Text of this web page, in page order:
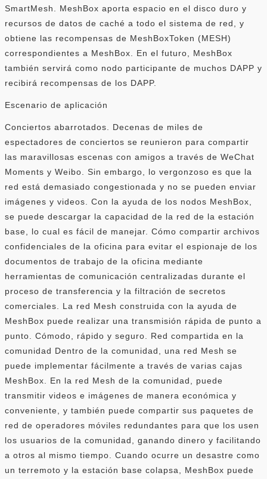
SmartMesh. MeshBox aporta espacio en el disco duro y
recursos de datos de caché a todo el sistema de red, y
obtiene las recompensas de MeshBoxToken (MESH)
correspondientes a MeshBox. En el futuro, MeshBox
también servirá como nodo participante de muchos DAPP y
recibirá recompensas de los DAPP.
Escenario de aplicación
Conciertos abarrotados. Decenas de miles de
espectadores de conciertos se reunieron para compartir
las maravillosas escenas con amigos a través de WeChat
Moments y Weibo. Sin embargo, lo vergonzoso es que la
red está demasiado congestionada y no se pueden enviar
imágenes y videos. Con la ayuda de los nodos MeshBox,
se puede descargar la capacidad de la red de la estación
base, lo cual es fácil de manejar. Cómo compartir archivos
confidenciales de la oficina para evitar el espionaje de los
documentos de trabajo de la oficina mediante
herramientas de comunicación centralizadas durante el
proceso de transferencia y la filtración de secretos
comerciales. La red Mesh construida con la ayuda de
MeshBox puede realizar una transmisión rápida de punto a
punto. Cómodo, rápido y seguro. Red compartida en la
comunidad Dentro de la comunidad, una red Mesh se
puede implementar fácilmente a través de varias cajas
MeshBox. En la red Mesh de la comunidad, puede
transmitir videos e imágenes de manera económica y
conveniente, y también puede compartir sus paquetes de
red de operadores móviles redundantes para que los usen
los usuarios de la comunidad, ganando dinero y facilitando
a otros al mismo tiempo. Cuando ocurre un desastre como
un terremoto y la estación base colapsa, MeshBox puede